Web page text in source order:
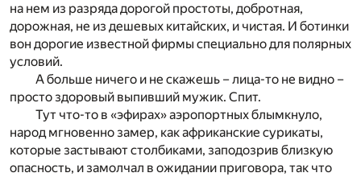
на нем из разряда дорогой простоты, добротная,
дорожная, не из дешевых китайских, и чистая. И ботинки
вон дорогие известной фирмы специально для полярных
условий.
А больше ничего и не скажешь – лица-то не видно –
просто здоровый выпивший мужик. Спит.
Тут что-то в «эфирах» аэропортных блымкнуло,
народ мгновенно замер, как африканские сурикаты,
которые застывают столбиками, заподозрив близкую
опасность, и замолчал в ожидании приговора, так что